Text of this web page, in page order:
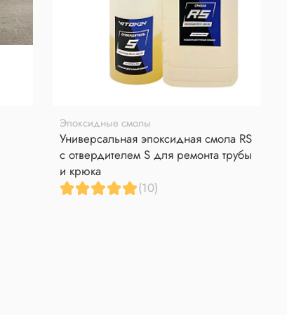
Эпоксидные смолы
Универсальная эпоксидная смола RS
с отвердителем S для ремонта трубы
и крюка
(10)